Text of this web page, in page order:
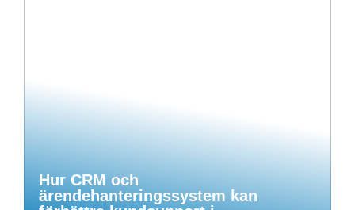
Hur CRM och
ärendehanteringssystem kan